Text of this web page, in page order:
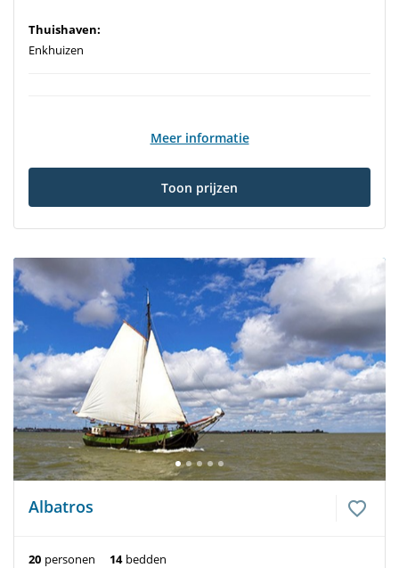
Thuishaven:
Enkhuizen
Meer informatie
Toon prijzen
Albatros
20 personen 14 bedden